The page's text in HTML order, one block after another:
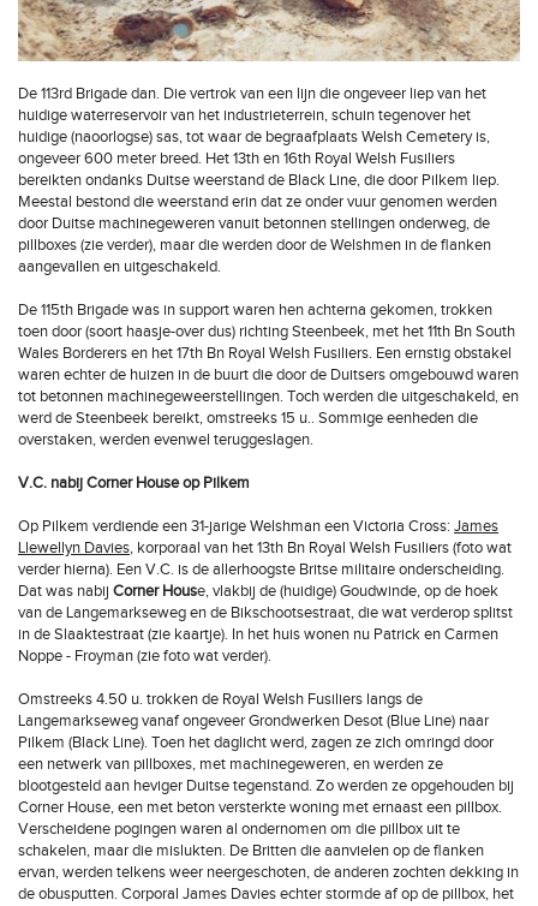
De 113rd Brigade dan. Die vertrok van een lijn die ongeveer liep van het
huidige waterreservoir van het industrieterrein, schuin tegenover het
huidige (naoorlogse) sas, tot waar de begraafplaats Welsh Cemetery is,
ongeveer 600 meter breed. Het 13th en 16th Royal Welsh Fusiliers
bereikten ondanks Duitse weerstand de Black Line, die door Pilkem liep.
Meestal bestond die weerstand erin dat ze onder vuur genomen werden
door Duitse machinegeweren vanuit betonnen stellingen onderweg, de
pillboxes (zie verder), maar die werden door de Welshmen in de flanken
aangevallen en uitgeschakeld.
De 115th Brigade was in support waren hen achterna gekomen, trokken
toen door (soort haasje-over dus) richting Steenbeek, met het 11th Bn South
Wales Borderers en het 17th Bn Royal Welsh Fusiliers. Een ernstig obstakel
waren echter de huizen in de buurt die door de Duitsers omgebouwd waren
tot betonnen machinegeweerstellingen. Toch werden die uitgeschakeld, en
werd de Steenbeek bereikt, omstreeks 15 u.. Sommige eenheden die
overstaken, werden evenwel teruggeslagen.
V.C. nabij Corner House op Pilkem
Op Pilkem verdiende een 31-jarige Welshman een Victoria Cross: James
Llewellyn Davies, korporaal van het 13th Bn Royal Welsh Fusiliers (foto wat
verder hierna). Een V.C. is de allerhoogste Britse militaire onderscheiding.
Dat was nabij Corner House, vlakbij de (huidige) Goudwinde, op de hoek
van de Langemarkseweg en de Bikschootsestraat, die wat verderop splitst
in de Slaaktestraat (zie kaartje). In het huis wonen nu Patrick en Carmen
Noppe - Froyman (zie foto wat verder).
Omstreeks 4.50 u. trokken de Royal Welsh Fusiliers langs de
Langemarkseweg vanaf ongeveer Grondwerken Desot (Blue Line) naar
Pilkem (Black Line). Toen het daglicht werd, zagen ze zich omringd door
een netwerk van pillboxes, met machinegeweren, en werden ze
blootgesteld aan heviger Duitse tegenstand. Zo werden ze opgehouden bij
Corner House, een met beton versterkte woning met ernaast een pillbox.
Verscheidene pogingen waren al ondernomen om die pillbox uit te
schakelen, maar die mislukten. De Britten die aanvielen op de flanken
ervan, werden telkens weer neergeschoten, de anderen zochten dekking in
de obusputten. Corporal James Davies echter stormde af op de pillbox, het